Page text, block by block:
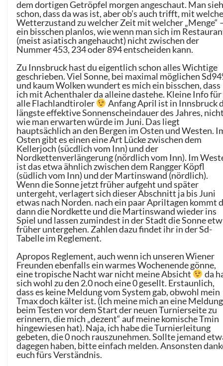
dem dortigen Getröpfel morgen angeschaut. Man
schon, dass da was ist, aber ob’s auch trifft, mit
Wetterzustand zu welcher Zeit mit welcher „Menge“
ein bisschen planlos, wie wenn man sich im
(meist asiatisch angehaucht) nicht zwischen der
Nummer 453, 234 oder 894 entscheiden kann.
Zu Innsbruck hast du eigentlich schon alles Wichtige
geschrieben. Viel Sonne, bei maximal möglichen
und kaum Wolken wundert es mich ein bisschen, dass
ich mit Achenthaler da alleine dastehe. Kleine Info für
alle Flachlandtiroler
Anfang April ist in Innsbruck
längste effektive Sonnenscheindauer des Jahres,
wie man erwarten würde im Juni. Das liegt
hauptsächlich an den Bergen im Osten und Westen.
Osten gibt es einen eine Art Lücke zwischen dem
Kellerjoch (sücdlich vom Inn) und der
Nordkettenverlängerung (nördlich vom Inn). Im
ist das etwa ähnlich zwischen dem Rangger Köpfl
(südlich vom Inn) und der Martinswand (nördlich).
Wenn die Sonne jetzt früher aufgeht und später
untergeht, verlagert sich dieser Abschnitt ja bis Juni
etwas nach Norden. nach ein paar Apriltagen kommt
dann die Nordkette und die Martinswand wieder ins
Spiel und lassen zumindest in der Stadt die Sonne
früher untergehen. Zahlen dazu findet ihr in der Sd-
Tabelle im Reglement.
Apropos Reglement, auch wenn ich unseren Wiener
Freunden ebenfalls ein warmes Wochenende gönne,
eine tropische Nacht war nicht meine Absicht
da
sich wohl zu den 2.0 noch eine 0 gesellt. Erstaunlich,
dass es keine Meldung vom System gab, obwohl mein
Tmax doch kälter ist. (Ich meine mich an eine Meldung
beim Testen vor dem Start der neuen Turnierseite zu
erinnern, die mich „dezent“ auf meine komische Tmin
hingewiesen hat). Naja, ich habe die Turnierleitung
gebeten, die 0 noch rauszunehmen. Sollte jemand
dagegen haben, bitte einfach melden. Ansonsten
euch fürs Verständnis.